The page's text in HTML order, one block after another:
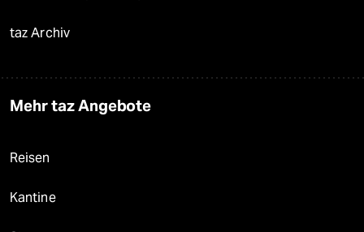
taz Archiv
Mehr taz Angebote
Reisen
Kantine